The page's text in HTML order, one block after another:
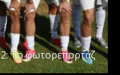
Το φωτορεπορτάζ